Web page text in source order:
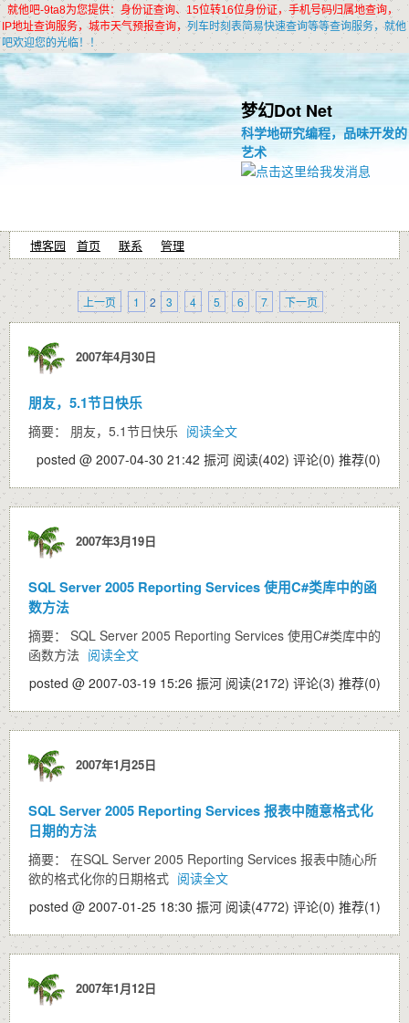
就他吧-9ta8为您提供：身份证查询、15位转16位身份证，手机号码归属地查询，
IP地址查询服务，城市天气预报查询，列车时刻表简易快速查询等等查询服务，就他
吧欢迎您的光临！！
梦幻Dot Net
科学地研究编程，品味开发的
艺术
博客园 首页 联系 管理
上一页 1 2 3 4 5 6 7 下一页
2007年4月30日
朋友，5.1节日快乐
摘要： 朋友，5.1节日快乐 阅读全文
posted @ 2007-04-30 21:42 振河 阅读(402) 评论(0) 推荐(0)
2007年3月19日
SQL Server 2005 Reporting Services 使用C#类库中的函
数方法
摘要： SQL Server 2005 Reporting Services 使用C#类库中的
函数方法 阅读全文
posted @ 2007-03-19 15:26 振河 阅读(2172) 评论(3) 推荐(0)
2007年1月25日
SQL Server 2005 Reporting Services 报表中随意格式化
日期的方法
摘要： 在SQL Server 2005 Reporting Services 报表中随心所
欲的格式化你的日期格式 阅读全文
posted @ 2007-01-25 18:30 振河 阅读(4772) 评论(0) 推荐(1)
2007年1月12日